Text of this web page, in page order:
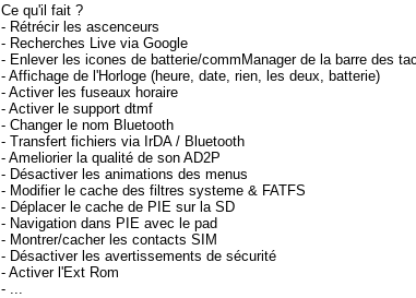
Ce qu'il fait ?
- Rétrécir les ascenceurs
- Recherches Live via Google
- Enlever les icones de batterie/commManager de la barre des
- Affichage de l'Horloge (heure, date, rien, les deux, batterie)
- Activer les fuseaux horaire
- Activer le support dtmf
- Changer le nom Bluetooth
- Transfert fichiers via IrDA / Bluetooth
- Ameliorier la qualité de son AD2P
- Désactiver les animations des menus
- Modifier le cache des filtres systeme & FATFS
- Déplacer le cache de PIE sur la SD
- Navigation dans PIE avec le pad
- Montrer/cacher les contacts SIM
- Désactiver les avertissements de sécurité
- Activer l'Ext Rom
- ...